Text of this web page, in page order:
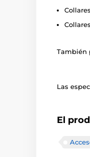
También
Las
El